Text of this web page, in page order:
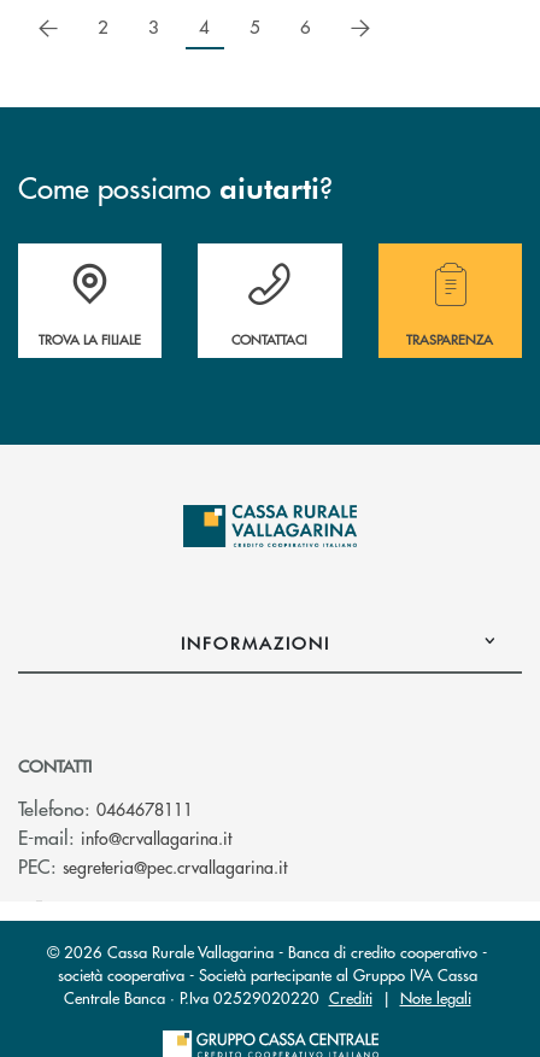
precedente
2 3 4 5 6 successivo
Come possiamo aiutarti?
Accedi all' elenco completo delle filiali .
TROVA LA FILIALE
Hai bisogno di assistenza immediata?
CONTATTACI
Hai bisogno di
TRASPARENZA
INFORMAZIONI
CONTATTI
Telefono: 0464678111
E-mail: info@crvallagarina.it(si apre l’app di posta elettronica)
PEC: segreteria@pec.crvallagarina.it(si apre l’app di posta
© 2026 Cassa Rurale Vallagarina - Banca di credito cooperativo -
società cooperativa - Società partecipante al Gruppo IVA Cassa
Centrale Banca · P.Iva 02529020220 Crediti| Note legali